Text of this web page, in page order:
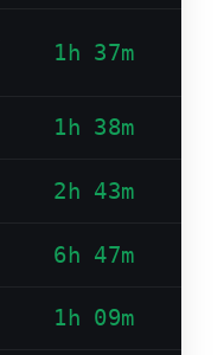
1h 37m
1h 38m
2h 43m
6h 47m
1h 09m